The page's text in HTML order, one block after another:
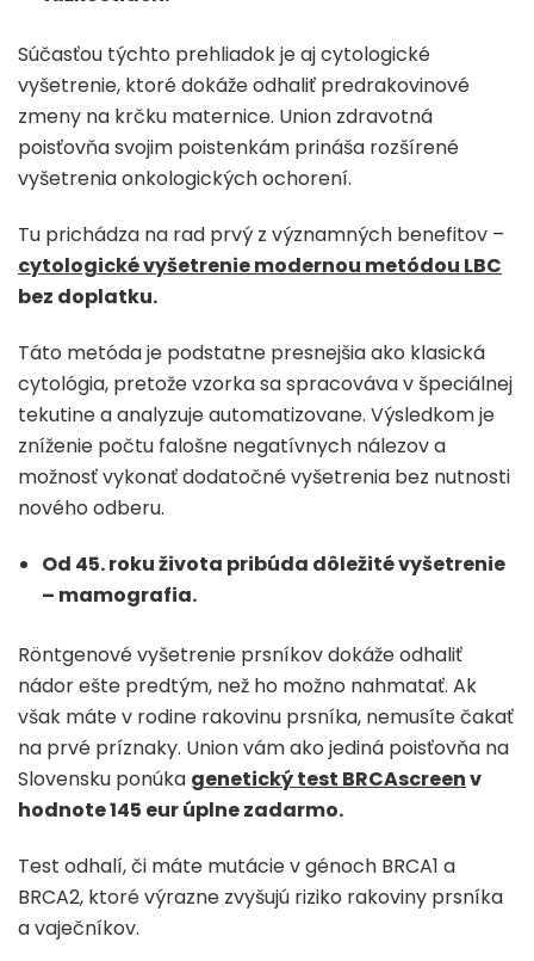
Súčasťou týchto prehliadok je aj cytologické
vyšetrenie, ktoré dokáže odhaliť predrakovinové
zmeny na krčku maternice. Union zdravotná
poisťovňa svojim poistenkám prináša rozšírené
vyšetrenia onkologických ochorení.
Tu prichádza na rad prvý z významných benefitov –
cytologické vyšetrenie modernou metódou LBC
bez doplatku.
Táto metóda je podstatne presnejšia ako klasická
cytológia, pretože vzorka sa spracováva v špeciálnej
tekutine a analyzuje automatizovane. Výsledkom je
zníženie počtu falošne negatívnych nálezov a
možnosť vykonať dodatočné vyšetrenia bez nutnosti
nového odberu.
Od 45. roku života pribúda dôležité vyšetrenie
– mamografia.
Röntgenové vyšetrenie prsníkov dokáže odhaliť
nádor ešte predtým, než ho možno nahmatať. Ak
však máte v rodine rakovinu prsníka, nemusíte čakať
na prvé príznaky. Union vám ako jediná poisťovňa na
Slovensku ponúka genetický test BRCAscreenv
hodnote 145 eur úplne zadarmo.
Test odhalí, či máte mutácie v génoch BRCA1 a
BRCA2, ktoré výrazne zvyšujú riziko rakoviny prsníka
a vaječníkov.